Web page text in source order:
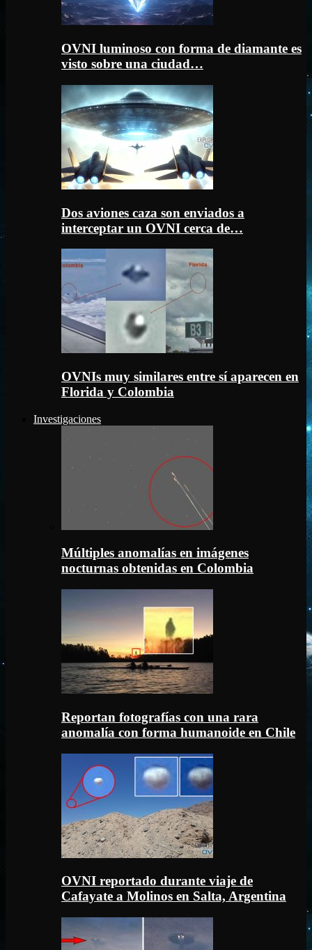
OVNI luminoso con forma de diamante es
visto sobre una ciudad…
Dos aviones caza son enviados a
interceptar un OVNI cerca de…
OVNIs muy similares entre sí aparecen en
Florida y Colombia
Investigaciones
Múltiples anomalías en imágenes
nocturnas obtenidas en Colombia
Reportan fotografías con una rara
anomalía con forma humanoide en Chile
OVNI reportado durante viaje de
Cafayate a Molinos en Salta, Argentina